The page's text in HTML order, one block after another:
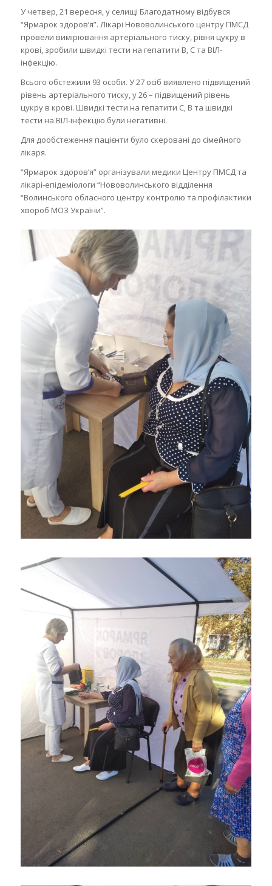
У четвер, 21 вересня, у селищі Благодатному відбувся
“Ярмарок здоров’я”. Лікарі Нововолинського центру ПМСД
провели вимірювання артеріального тиску, рівня цукру в
крові, зробили швидкі тести на гепатити В, С та ВІЛ-
інфекцію.
Всього обстежили 93 особи. У 27 осіб виявлено підвищений
рівень артеріального тиску, у 26 – підвищений рівень
цукру в крові. Швидкі тести на гепатити С, В та швидкі
тести на ВІЛ-інфекцію були негативні.
Для дообстеження пацієнти було скеровані до сімейного
лікаря.
“Ярмарок здоров’я” організували медики Центру ПМСД та
лікарі-епідеміологи “Нововолинського відділення
“Волинського обласного центру контролю та профілактики
хвороб МОЗ України”.